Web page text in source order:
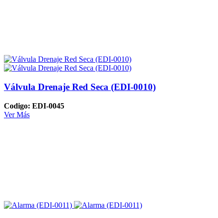
Válvula Drenaje Red Seca (EDI-0010)
Codigo: EDI-0045
Ver Más